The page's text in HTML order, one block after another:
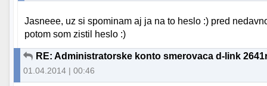
Jasneee, uz si spominam aj ja na to heslo :) pred
potom som zistil heslo :)
RE: Administratorske konto smerovaca d-link
01.04.2014 | 00:46